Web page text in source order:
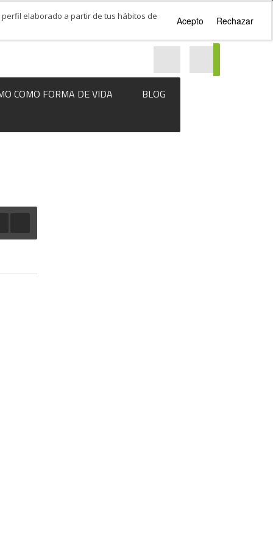
COMO FORMA DE VIDA BLOG
elaborado a partir de tus hábitos de
Acepto Rechazar